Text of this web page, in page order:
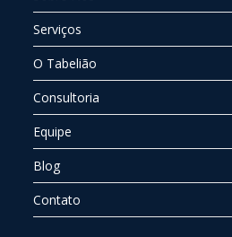
Serviços
O Tabelião
Consultoria
Equipe
Blog
Contato